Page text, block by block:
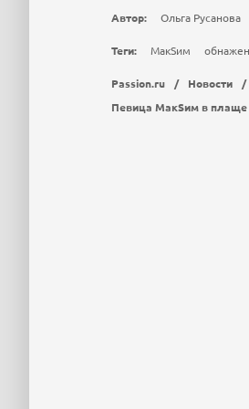
Автор: Ольга Русанова
Теги: МакSим
Passion.ru / Новости /
Певица МакSим в плаще